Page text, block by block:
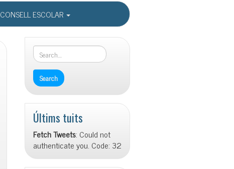
CONSELL ESCOLAR
Últims tuits
Fetch Tweets: Could not
authenticate you. Code: 32